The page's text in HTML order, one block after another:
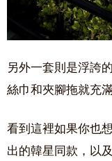
另外一套則是浮誇
絲巾和夾腳拖就充
看到這裡如果你也
出的韓星同款，以